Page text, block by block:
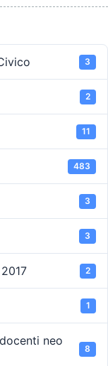
3
2
11
483
3
3
2
1
neo
8